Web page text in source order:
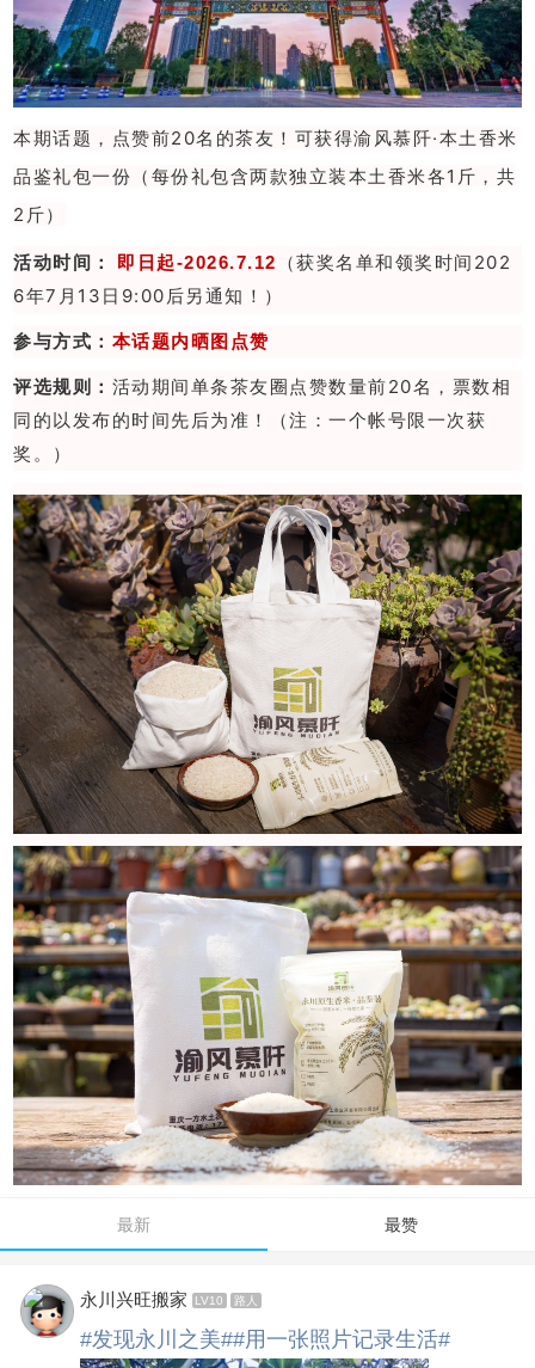
本期话题，点赞前20名的茶友！可获得渝风慕阡·本土香米
品鉴礼包一份（每份礼包含两款独立装本土香米各1斤，共
2斤）
活动时间： 即日起-2026.7.12
（获奖名单和领奖时间202
6年7月13日9:00后另通知！）
参与方式： 本话题内晒图点赞
评选规则： 活动期间单条茶友圈点赞数量前20名，票数相
同的以发布的时间先后为准！（注：一个帐号限一次获
奖。）
最新 最赞
永川兴旺搬家 LV10 路人
#发现永川之美##用一张照片记录生活#